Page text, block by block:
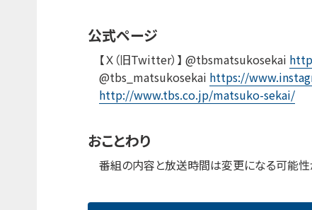
公式ページ
【Ｘ（旧Twitter）】 @tbsmatsukosekai
@tbs_matsukosekai https://
http://www.tbs.co.jp/matsuko-sekai/
おことわり
番組の内容と放送時間は変更になる可能性